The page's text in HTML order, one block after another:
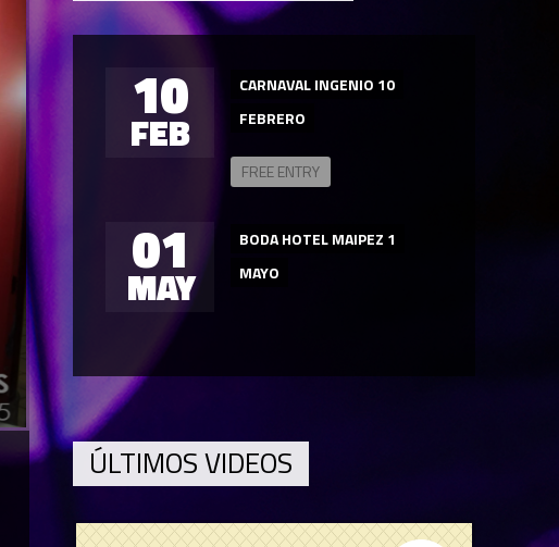
10
FEB
CARNAVAL INGENIO 10
FEBRERO
FREE ENTRY
01
MAY
BODA HOTEL MAIPEZ 1
MAYO
ÚLTIMOS VIDEOS